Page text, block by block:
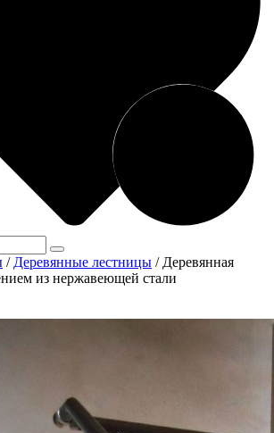
/ Деревянные лестницы / Деревянная
из нержавеющей стали